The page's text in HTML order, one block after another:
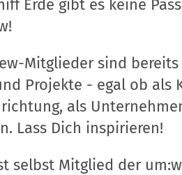
Erde gibt es keine
Mitglieder sind
Projekte - egal ob als
als
Lass Dich inspirieren!
selbst Mitglied der